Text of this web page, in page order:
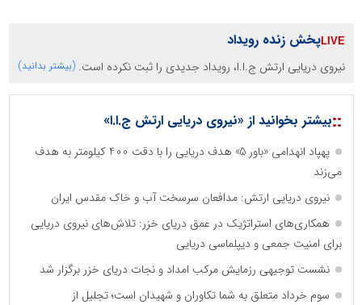
پخش زنده رویداد
نیروی دریایی ارتش ج.ا.ا، رویداد جدیدی را ثبت نکرده است. (بیشتر بدانید)
::بیشتر بخوانید از «نیروی دریایی ارتش ج.ا.ا»
پهپاد انهدامی «باور 5» هدف دریایی را با دقت 400 کیلومتر به هدف
می‌زند
نیروی دریایی ارتش: مدافعان سرسخت آب و خاک مقدس ایران
همکاری‌های استراتژیک در عمق دریای خزر: تلاش‌های نیروی دریایی
برای امنیت جمعی و دیپلماسی دریایی
نشست توجیهی رزمایش مرکب امداد و نجات دریای خزر برگزار شد
سوم خرداد متعلق به شما تکاوران و شهیدان است؛ تجلیل از